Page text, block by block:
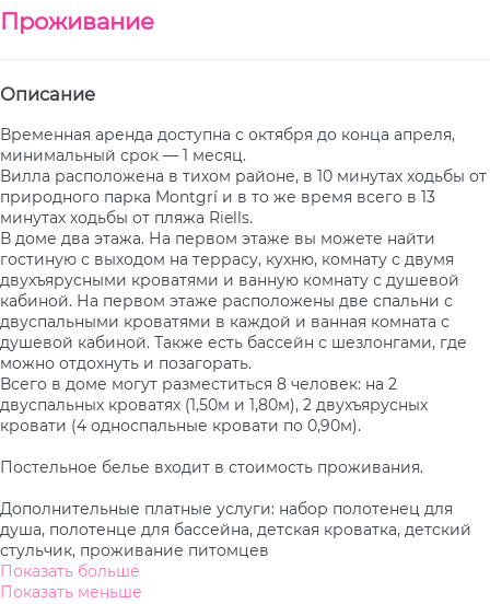
Проживание
Описание
Временная аренда доступна с октября до конца апреля,
минимальный срок — 1 месяц.
Вилла расположена в тихом районе, в 10 минутах ходьбы от
природного парка Montgrí и в то же время всего в 13
минутах ходьбы от пляжа Riells.
В доме два этажа. На первом этаже вы можете найти
гостиную с выходом на террасу, кухню, комнату с двумя
двухъярусными кроватями и ванную комнату с душевой
кабиной. На первом этаже расположены две спальни с
двуспальными кроватями в каждой и ванная комната с
душевой кабиной. Также есть бассейн с шезлонгами, где
можно отдохнуть и позагорать.
Всего в доме могут разместиться 8 человек: на 2
двуспальных кроватях (1,50м и 1,80м), 2 двухъярусных
кровати (4 односпальные кровати по 0,90м).
Постельное белье входит в стоимость проживания.
Дополнительные платные услуги: набор полотенец для
душа, полотенце для бассейна, детская кроватка, детский
стульчик, проживание питомцев
Показать больше
Показать меньше